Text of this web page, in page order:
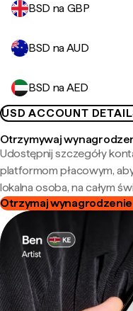
BSD na GBP
BSD na AUD
BSD na AED
USD ACCOUNT
Otrzymywaj
Udostępnij szczegóły
platformom płacowym,
lokalna osoba, na całym
Otrzymaj wynagrodzenie